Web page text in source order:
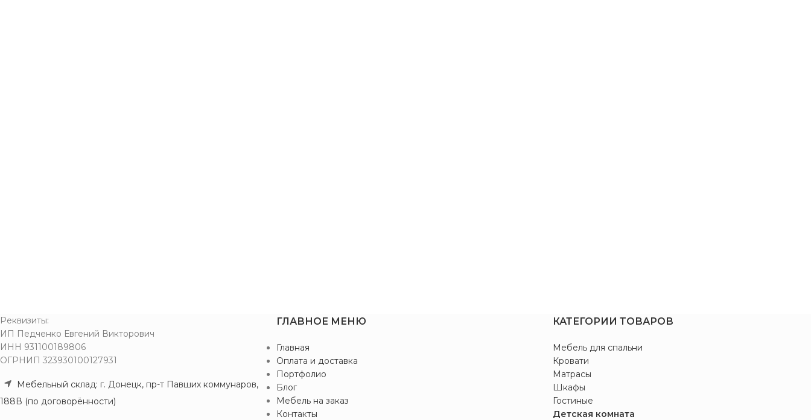
Реквизиты:
ИП Педченко Евгений Викторович
ИНН 931100189806
ОГРНИП 323930100127931
Мебельный склад: г. Донецк, пр-т Павших коммунаров,
188В (по договорённости)
ГЛАВНОЕ МЕНЮ
Главная
Оплата и доставка
Портфолио
Блог
Мебель на заказ
Контакты
КАТЕГОРИИ ТОВАРОВ
Мебель для спальни
Кровати
Матрасы
Шкафы
Гостиные
Детская комната